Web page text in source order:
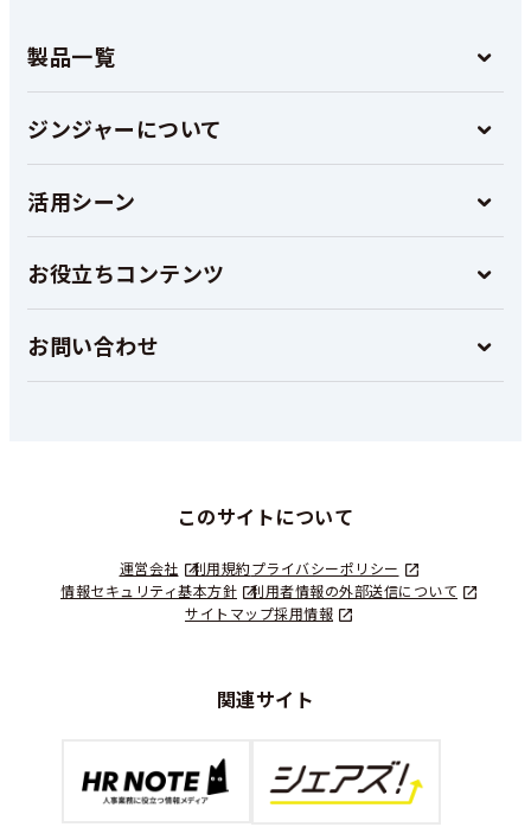
製品一覧
ジンジャーについて
活用シーン
お役立ちコンテンツ
お問い合わせ
このサイトについて
運営会社 利用規約プライバシーポリシー
情報セキュリティ基本方針
利用者情報の外部送信について
サイトマップ採用情報
関連サイト